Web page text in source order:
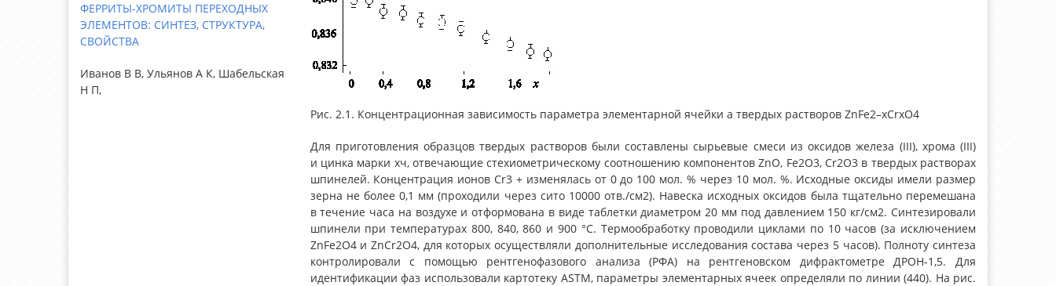
ФЕРРИТЫ-ХРОМИТЫ ПЕРЕХОДНЫХ
ЭЛЕМЕНТОВ: СИНТЕЗ, СТРУКТУРА,
СВОЙСТВА
Иванов В В, Ульянов А К, Шабельская
Н П,
Рис. 2.1. Концентрационная зависимость параметра элементарной ячейки а твердых растворов ZnFe2–хCrхO4
Для приготовления образцов твердых растворов были составлены сырьевые смеси из оксидов железа (III), хрома (III)
и цинка марки хч, отвечающие стехиометрическому соотношению компонентов ZnO, Fe2O3, Cr2O3 в твердых растворах
шпинелей. Концентрация ионов Cr3 + изменялась от 0 до 100 мол. % через 10 мол. %. Исходные оксиды имели размер
зерна не более 0,1 мм (проходили через сито 10000 отв./см2). Навеска исходных оксидов была тщательно перемешана
в течение часа на воздухе и отформована в виде таблетки диаметром 20 мм под давлением 150 кг/см2. Синтезировали
шпинели при температурах 800, 840, 860 и 900 °С. Термообработку проводили циклами по 10 часов (за исключением
ZnFe2O4 и ZnCr2O4, для которых осуществляли дополнительные исследования состава через 5 часов). Полноту синтеза
контролировали с помощью рентгенофазового анализа (РФА) на рентгеновском дифрактометре ДРОН-1,5. Для
идентификации фаз использовали картотеку ASTM, параметры элементарных ячеек определяли по линии (440). На рис.